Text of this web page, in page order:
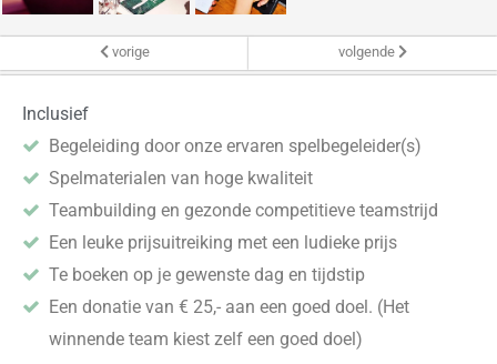
vorige volgende
Inclusief
Begeleiding door onze ervaren spelbegeleider(s)
Spelmaterialen van hoge kwaliteit
Teambuilding en gezonde competitieve teamstrijd
Een leuke prijsuitreiking met een ludieke prijs
Te boeken op je gewenste dag en tijdstip
Een donatie van € 25,- aan een goed doel. (Het
winnende team kiest zelf een goed doel)